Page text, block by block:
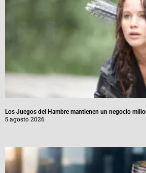
Los Juegos del Hambre mantienen un negocio
5 agosto 2026